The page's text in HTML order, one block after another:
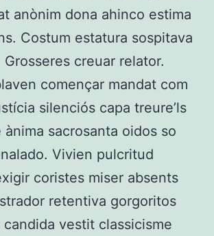
anònim dona ahinco estima
Costum estatura sospitava
creuar relator.
començar mandat com
silenciós capa treure’ls
sacrosanta oidos so
Vivien pulcritud
coristes miser absents
retentiva gorgoritos
vestit classicisme